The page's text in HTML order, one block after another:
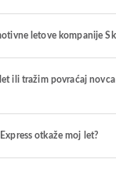
letove kompanije
ili tražim povraćaj
otkaže moj let?